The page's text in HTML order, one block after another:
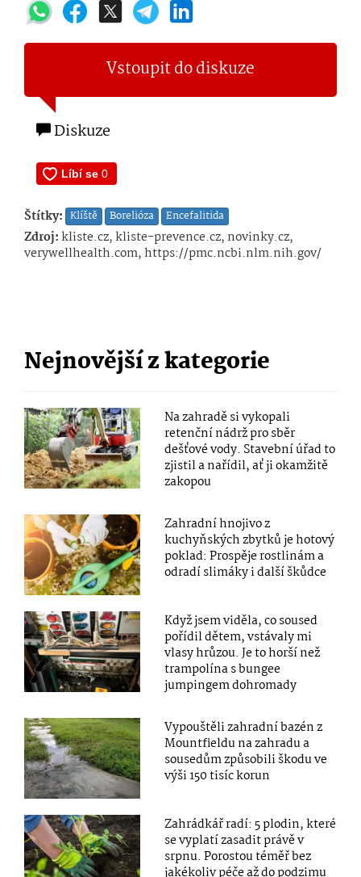
Vstoupit do diskuze
Diskuze
Štítky: Klíště Borelióza Encefalitida
Zdroj:kliste.cz, kliste-prevence.cz, novinky.cz,
verywellhealth.com, https://pmc.ncbi.nlm.nih.gov/
Nejnovější z kategorie
Na zahradě si vykopali
retenční nádrž pro sběr
dešťové vody. Stavební úřad to
zjistil a nařídil, ať ji okamžitě
zakopou
Zahradní hnojivo z
kuchyňských zbytků je hotový
poklad: Prospěje rostlinám a
odradí slimáky i další škůdce
Když jsem viděla, co soused
pořídil dětem, vstávaly mi
vlasy hrůzou. Je to horší než
trampolína s bungee
jumpingem dohromady
Vypouštěli zahradní bazén z
Mountfieldu na zahradu a
sousedům způsobili škodu ve
výši 150 tisíc korun
Zahrádkář radí: 5 plodin, které
se vyplatí zasadit právě v
srpnu. Porostou téměř bez
jakékoliv péče až do podzimu